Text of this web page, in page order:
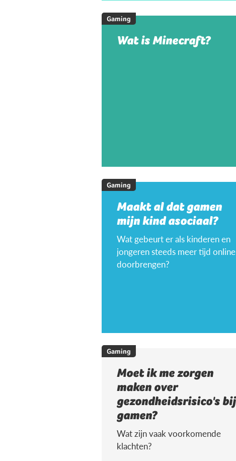
Gaming
Wat is Minecraft?
Gaming
Maakt al dat gamen
mijn kind asociaal?
Wat gebeurt er als kinderen en
jongeren steeds meer tijd online
doorbrengen?
Gaming
Moet ik me zorgen
maken over
gezondheidsrisico's bij
gamen?
Wat zijn vaak voorkomende
klachten?